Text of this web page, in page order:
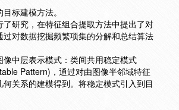
标建模方法。
研究，在特征组合提取方法中提出了对
对数据挖掘频繁项集的分解和总结算法
中层表示模式：类间共用稳定模式
Pattern)，通过对由图像半邻域特征
关系的建模得到。将稳定模式引入到目